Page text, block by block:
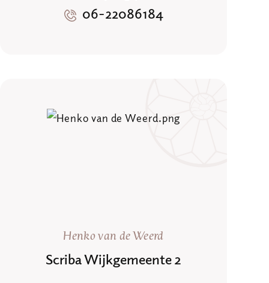
06-22086184
Henko van de Weerd
Scriba Wijkgemeente 2